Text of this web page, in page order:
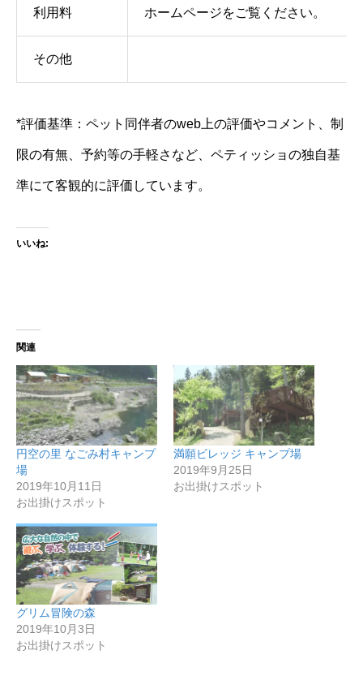
利用料 ホームページをご覧ください。
その他
*評価基準：ペット同伴者のweb上の評価やコメント、制
限の有無、予約等の手軽さなど、ペティッショの独自基
準にて客観的に評価しています。
いいね:
関連
円空の里 なごみ村キャンプ
場
2019年10月11日
お出掛けスポット
満願ビレッジ キャンプ場
2019年9月25日
お出掛けスポット
グリム冒険の森
2019年10月3日
お出掛けスポット